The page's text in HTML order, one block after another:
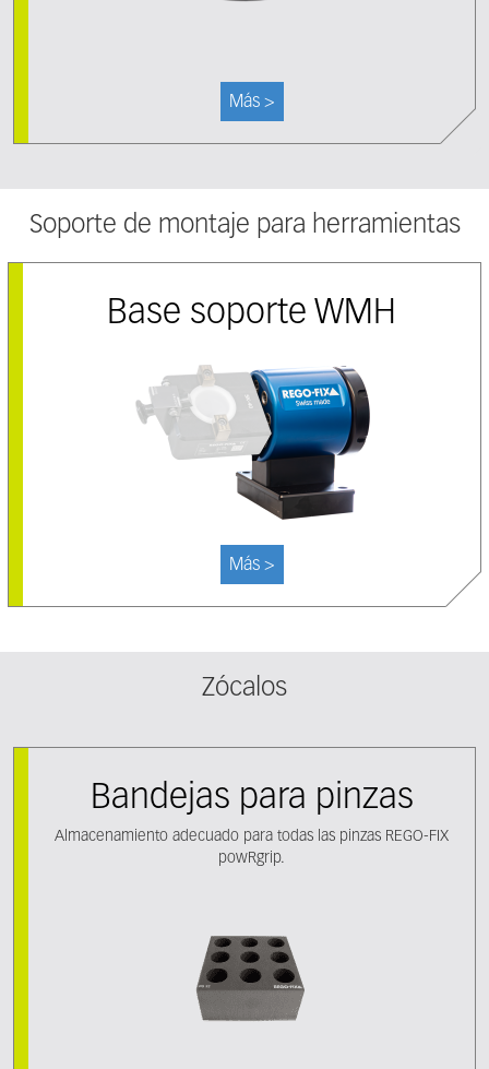
Más >
Soporte de montaje para herramientas
Base soporte WMH
Más >
Zócalos
Bandejas para pinzas
Almacenamiento adecuado para todas las pinzas REGO-FIX
powRgrip.